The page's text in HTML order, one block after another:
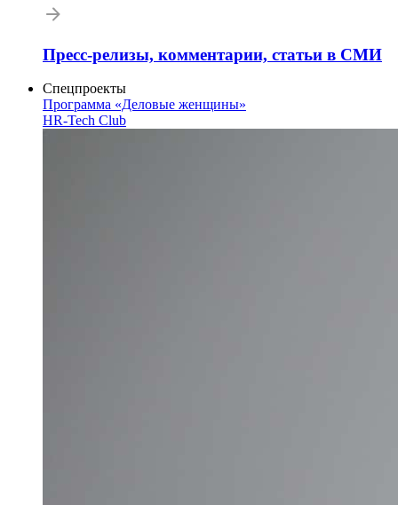
Пресс-релизы, комментарии, статьи в СМИ
Спецпроекты
Программа «Деловые женщины»
HR-Tech Club